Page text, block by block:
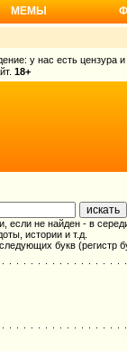
МЕМЫ
у нас есть цензура
18+
если не найден - в
истории и т.д.
букв (регистр